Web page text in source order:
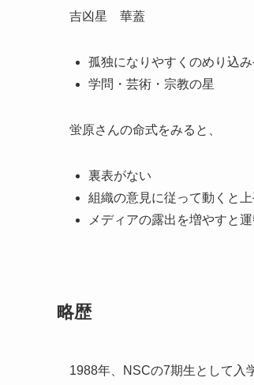
吉凶星 華蓋
孤独になりやすくのめり込み
学問・芸術・宗教の星
蛍原さんの命式をみると、
裏表がない
組織の意見に従って動くと上
メディアの露出を増やすと
略歴
1988年、NSCの7期生として入